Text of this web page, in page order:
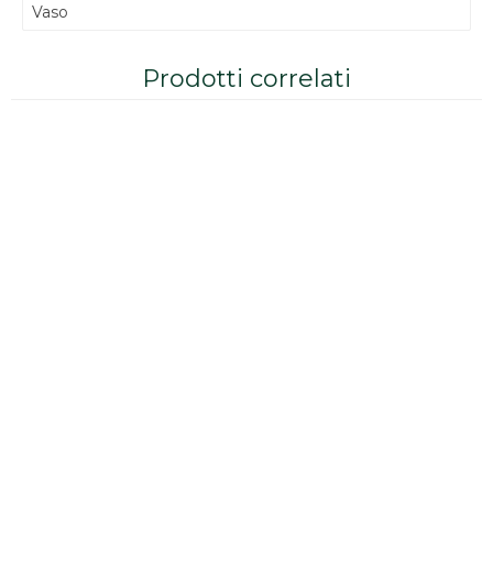
Vaso
Prodotti correlati